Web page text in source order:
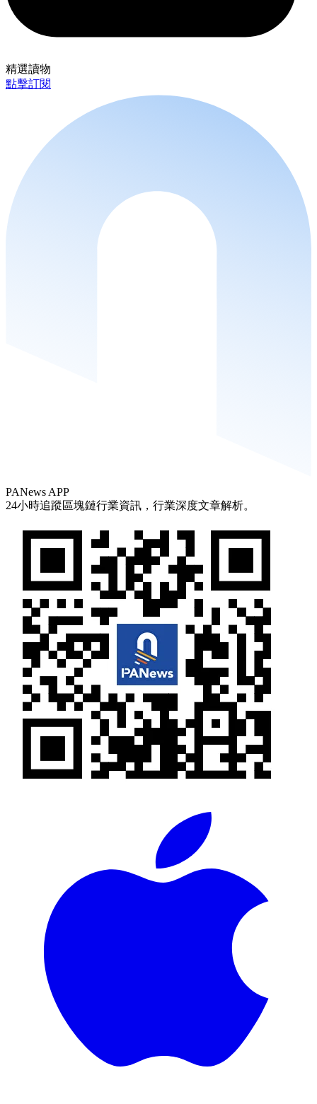
精選讀物
點擊訂閱
PANews APP
24小時追蹤區塊鏈行業資訊，行業深度文章解析。